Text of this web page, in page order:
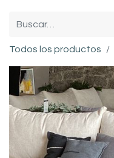
Todos los productos